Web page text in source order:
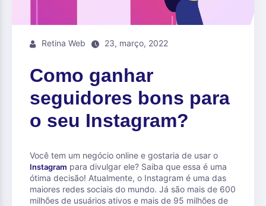
Retina Web 23, março, 2022
Como ganhar
seguidores bons para
o seu Instagram?
Você tem um negócio online e gostaria de usar o
Instagram para divulgar ele? Saiba que essa é uma
ótima decisão! Atualmente, o Instagram é uma das
maiores redes sociais do mundo. Já são mais de 600
milhões de usuários ativos e mais de 95 milhões de